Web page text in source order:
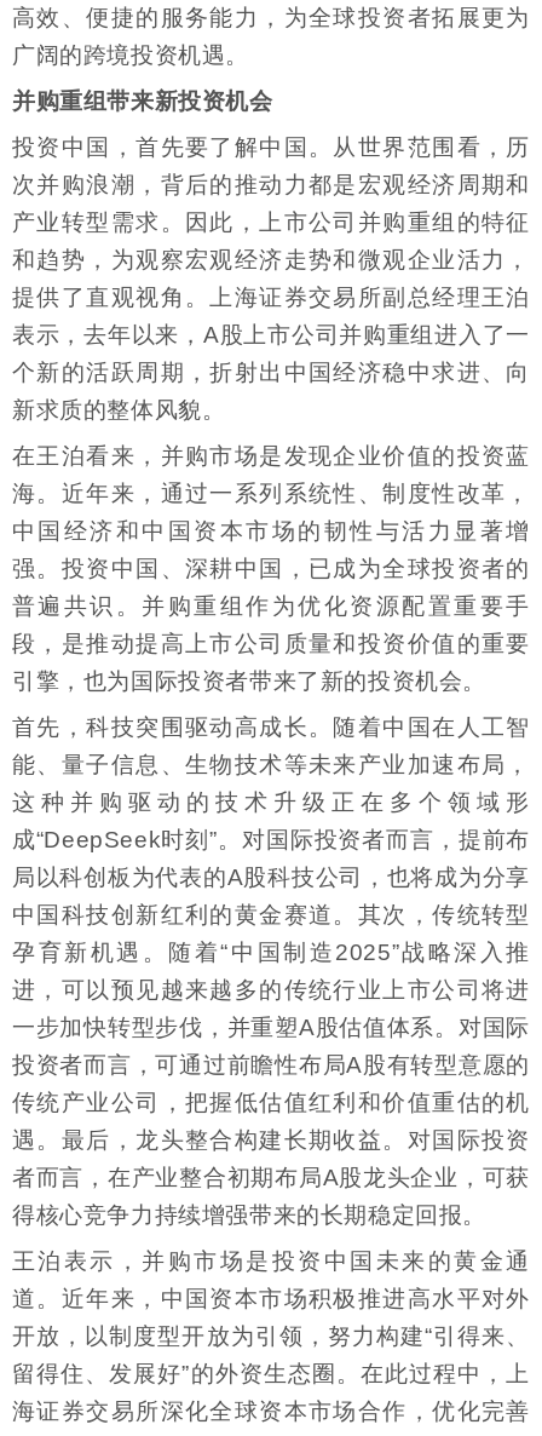
高效、便捷的服务能力，为全球投资者拓展更为
广阔的跨境投资机遇。
并购重组带来新投资机会
投资中国，首先要了解中国。从世界范围看，历
次并购浪潮，背后的推动力都是宏观经济周期和
产业转型需求。因此，上市公司并购重组的特征
和趋势，为观察宏观经济走势和微观企业活力，
提供了直观视角。上海证券交易所副总经理王泊
表示，去年以来，A股上市公司并购重组进入了一
个新的活跃周期，折射出中国经济稳中求进、向
新求质的整体风貌。
在王泊看来，并购市场是发现企业价值的投资蓝
海。近年来，通过一系列系统性、制度性改革，
中国经济和中国资本市场的韧性与活力显著增
强。投资中国、深耕中国，已成为全球投资者的
普遍共识。并购重组作为优化资源配置重要手
段，是推动提高上市公司质量和投资价值的重要
引擎，也为国际投资者带来了新的投资机会。
首先，科技突围驱动高成长。随着中国在人工智
能、量子信息、生物技术等未来产业加速布局，
这种并购驱动的技术升级正在多个领域形
成“DeepSeek时刻”。对国际投资者而言，提前布
局以科创板为代表的A股科技公司，也将成为分享
中国科技创新红利的黄金赛道。其次，传统转型
孕育新机遇。随着“中国制造2025”战略深入推
进，可以预见越来越多的传统行业上市公司将进
一步加快转型步伐，并重塑A股估值体系。对国际
投资者而言，可通过前瞻性布局A股有转型意愿的
传统产业公司，把握低估值红利和价值重估的机
遇。最后，龙头整合构建长期收益。对国际投资
者而言，在产业整合初期布局A股龙头企业，可获
得核心竞争力持续增强带来的长期稳定回报。
王泊表示，并购市场是投资中国未来的黄金通
道。近年来，中国资本市场积极推进高水平对外
开放，以制度型开放为引领，努力构建“引得来、
留得住、发展好”的外资生态圈。在此过程中，上
海证券交易所深化全球资本市场合作，优化完善